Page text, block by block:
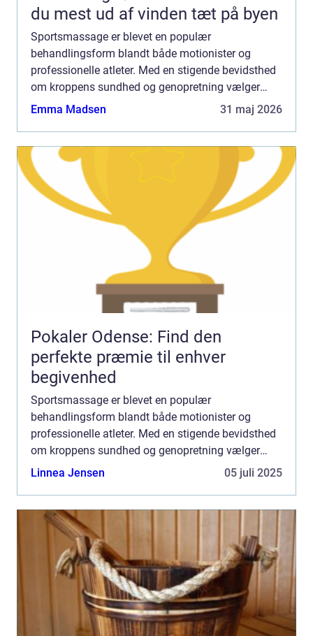
du mest ud af vinden tæt på byen
Sportsmassage er blevet en populær
behandlingsform blandt både motionister og
professionelle atleter. Med en stigende bevidsthed
om kroppens sundhed og genopretning vælger
mange at investere i sportsmassage som en
Emma Madsen 31 maj 2026
Pokaler Odense: Find den
perfekte præmie til enhver
begivenhed
Sportsmassage er blevet en populær
behandlingsform blandt både motionister og
professionelle atleter. Med en stigende bevidsthed
om kroppens sundhed og genopretning vælger
mange at investere i sportsmassage som en
Linnea Jensen 05 juli 2025